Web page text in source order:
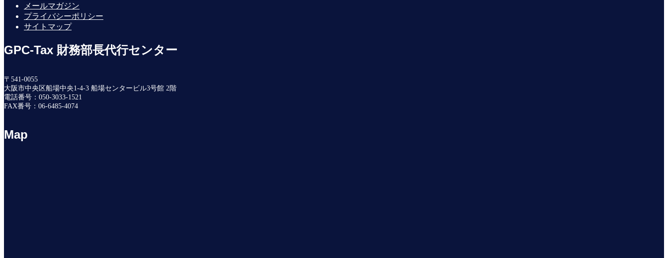
メールマガジン
プライバシーポリシー
サイトマップ
GPC-Tax 財務部長代行センター
〒541-0055
大阪市中央区船場中央1-4-3 船場センタービル3号館 2階
電話番号：050-3033-1521
FAX番号：06-6485-4074
Map